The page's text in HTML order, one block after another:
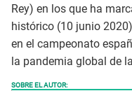
Rey) en los que ha
histórico (10 junio
en el campeonato
la pandemia global de
SOBRE EL AUTOR: